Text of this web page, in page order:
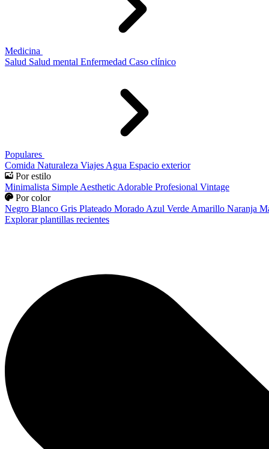
Medicina
Salud Salud mental Enfermedad Caso clínico
Populares
Comida Naturaleza Viajes Agua Espacio exterior
Por estilo
Minimalista Simple Aesthetic Adorable Profesional Vintage
Por color
Negro Blanco Gris Plateado Morado Azul Verde Amarillo Naranja
Explorar plantillas recientes